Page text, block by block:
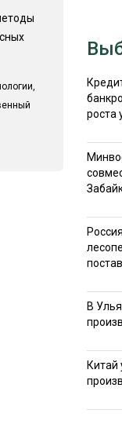
роста
В
Китай